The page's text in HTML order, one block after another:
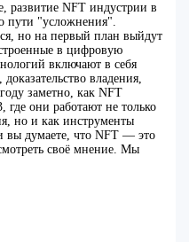
развитие NFT индустрии в
пути "усложнения".
но на первый план выйдут
в цифровую
включают в себя
владения,
заметно, как NFT
где они работают не только
но и как инструменты
вы думаете, что NFT — это
своё мнение. Мы